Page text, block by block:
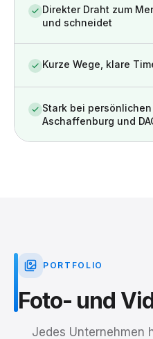
Direkter Draht zum
und schneidet
Kurze Wege, klare
Stark bei
Aschaffenburg und
PORTFOLIO
Foto- und
Jedes Unternehmen